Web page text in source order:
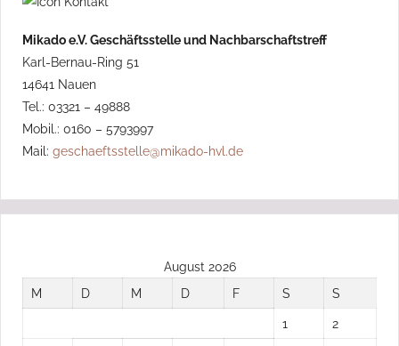
Mikado e.V. Geschäftsstelle und Nachbarschaftstreff
Karl-Bernau-Ring 51
14641 Nauen
Tel.: 03321 – 49888
Mobil.: 0160 – 5793997
Mail: geschaeftsstelle@mikado-hvl.de
August 2026
M
D M D F S
S
1
2